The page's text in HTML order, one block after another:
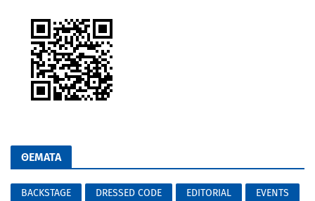
ΘΕΜΑΤΑ
BACKSTAGE DRESSED CODE EDITORIAL
EVENTS